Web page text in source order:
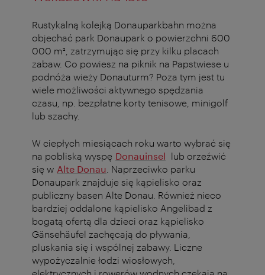
Rustykalną kolejką Donauparkbahn można
objechać park Donaupark o powierzchni 600
000 m², zatrzymując się przy kilku placach
zabaw. Co powiesz na piknik na Papstwiese u
podnóża wieży Donauturm? Poza tym jest tu
wiele możliwości aktywnego spędzania
czasu, np. bezpłatne korty tenisowe, minigolf
lub szachy.
W ciepłych miesiącach roku warto wybrać się
na pobliską wyspę Donauinsel lub orzeźwić
się w Alte Donau . Naprzeciwko parku
Donaupark znajduje się kąpielisko oraz
publiczny basen Alte Donau. Również nieco
bardziej oddalone kąpielisko Angelibad z
bogatą ofertą dla dzieci oraz kąpielisko
Gänsehäufel zachęcają do pływania,
pluskania się i wspólnej zabawy. Liczne
wypożyczalnie łodzi wiosłowych,